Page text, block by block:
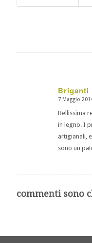
Briganti
dice:
7 Maggio
Bellissima
in legno. I
artigianali,
sono un
commenti sono